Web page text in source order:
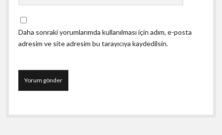
Daha sonraki yorumlarımda kullanılması için adım, e-posta
adresim ve site adresim bu tarayıcıya kaydedilsin.